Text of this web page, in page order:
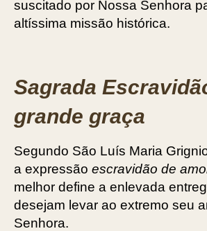
suscitado por Nossa Senhora
altíssima missão histórica.
Sagrada
grande graça
Segundo São Luís Maria
a expressão escravidão de
melhor define a enlevada
desejam levar ao extremo seu
Senhora.